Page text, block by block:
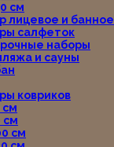
см
лицевое и банное
салфеток
наборы
и сауны
ковриков
см
см
см